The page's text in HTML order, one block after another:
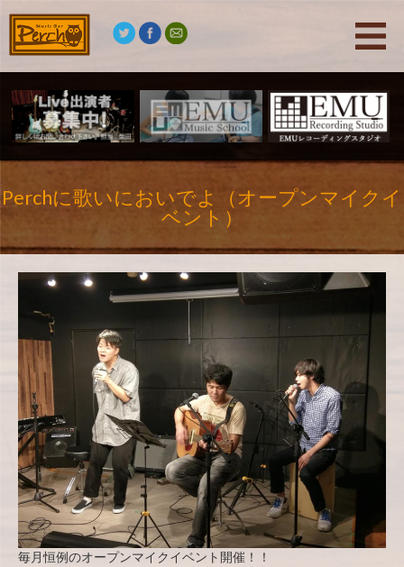
Perchに歌いにおいでよ（オープンマイクイ
ベント）
毎月恒例のオープンマイクイベント開催！！